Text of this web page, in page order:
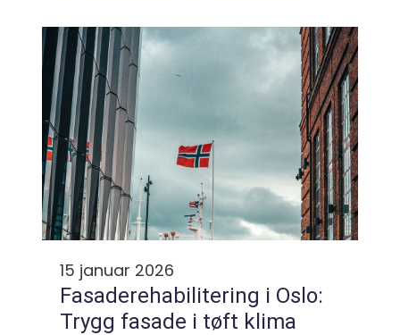
mange muligheter, men flere ser nå etter
leverandører...
15 januar 2026
Fasaderehabilitering i Oslo:
Trygg fasade i tøft klima